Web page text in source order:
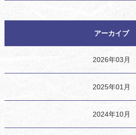
アーカイブ
2026年03月
2025年01月
2024年10月